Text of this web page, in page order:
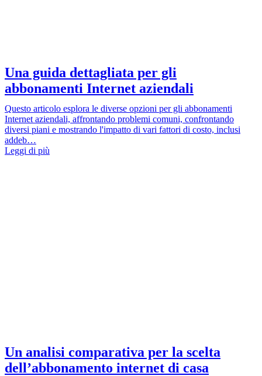
Una guida dettagliata per gli
abbonamenti Internet aziendali
Questo articolo esplora le diverse opzioni per gli abbonamenti
Internet aziendali, affrontando problemi comuni, confrontando
diversi piani e mostrando l'impatto di vari fattori di costo, inclusi
addeb…
Leggi di più
Un analisi comparativa per la scelta
dell’abbonamento internet di casa